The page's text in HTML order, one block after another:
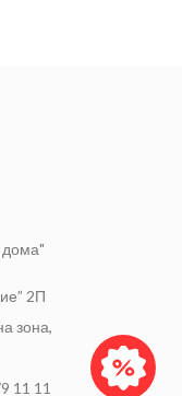
дома"
2П
зона,
11 11